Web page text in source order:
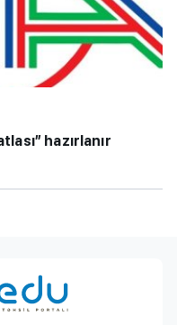
hazırlanır